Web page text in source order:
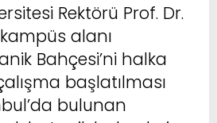
Rektörü Prof. Dr.
alanı
Bahçesi’ni halka
başlatılması
bulunan